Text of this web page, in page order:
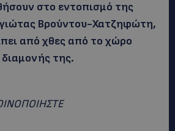
στο εντοπισμό της
Βρούντου-Χατζηφώτη,
από χθες από το χώρο
διαμονής της.